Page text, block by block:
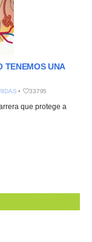
TENEMOS UNA
• 33795
que protege a